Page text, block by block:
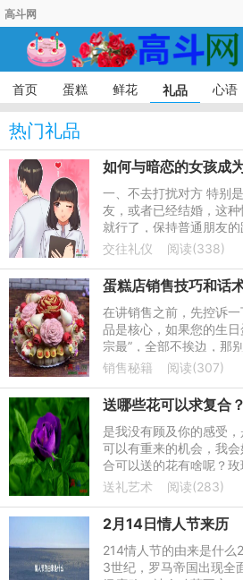
高斗网
首页 蛋糕 鲜花 礼品 心语
热门礼品
如何与暗恋的女孩成
一、不去打扰对方 特别
友，或者已经结婚，这
就行了，保持普通朋友
话，可以适度聊天，这就
交往礼仪 阅读(338)
在讲销售之前，先控诉
品是核心，如果您的生日
宗最”，全部不挨边，那
吧。
销售秘籍 阅读(307)
送哪些花可以求复合？
是我没有顾及你的感受
可以有重来的机会，我
合可以送的花有啥呢？
的玫瑰花，对方收到后会
送礼艺术 阅读(283)
2月14日情人节来历
214情人节的由来是什么
3世纪，罗马帝国出现全